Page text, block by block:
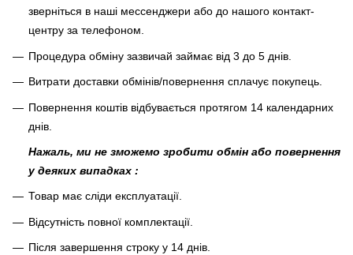
зверніться в наші мессенджери або до нашого контакт-
центру за телефоном.
Процедура обміну зазвичай займає від 3 до 5 днів.
Витрати доставки обмінів/повернення сплачує покупець
Повернення коштів відбувається протягом 14 календарних
днів.
Нажаль, ми не зможемо зробити обмін або повернення
у деяких випадках :
Товар має сліди експлуатації.
Відсутність повної комплектації.
Після завершення строку у 14 днів.